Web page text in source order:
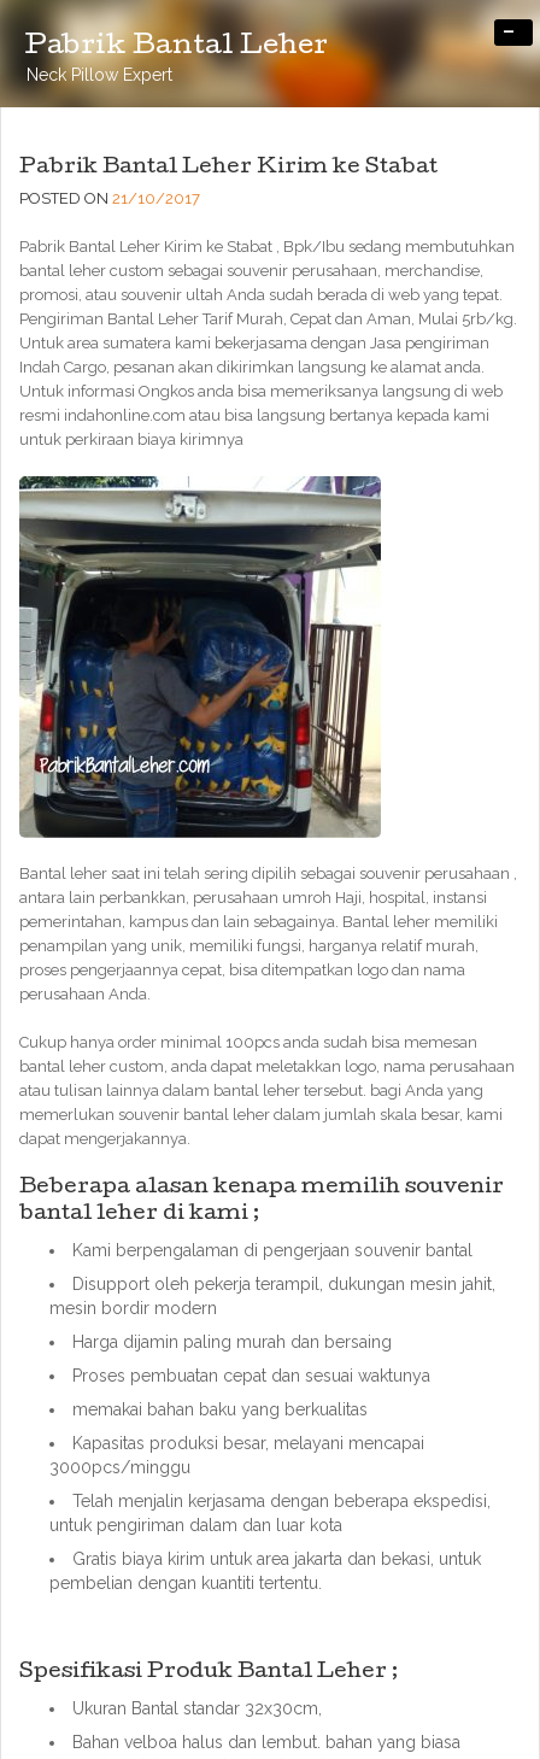
Pabrik Bantal Leher
Neck Pillow Expert
-
Pabrik Bantal Leher Kirim ke Stabat
POSTED ON 21/10/2017
Pabrik Bantal Leher Kirim ke Stabat , Bpk/Ibu sedang membutuhkan
bantal leher custom sebagai souvenir perusahaan, merchandise,
promosi, atau souvenir ultah Anda sudah berada di web yang tepat.
Pengiriman Bantal Leher Tarif Murah, Cepat dan Aman, Mulai 5rb/kg.
Untuk area sumatera kami bekerjasama dengan Jasa pengiriman
Indah Cargo, pesanan akan dikirimkan langsung ke alamat anda.
Untuk informasi Ongkos anda bisa memeriksanya langsung di web
resmi indahonline.com atau bisa langsung bertanya kepada kami
untuk perkiraan biaya kirimnya
Bantal leher saat ini telah sering dipilih sebagai souvenir perusahaan ,
antara lain perbankkan, perusahaan umroh Haji, hospital, instansi
pemerintahan, kampus dan lain sebagainya. Bantal leher memiliki
penampilan yang unik, memiliki fungsi, harganya relatif murah,
proses pengerjaannya cepat, bisa ditempatkan logo dan nama
perusahaan Anda.
Cukup hanya order minimal 100pcs anda sudah bisa memesan
bantal leher custom, anda dapat meletakkan logo, nama perusahaan
atau tulisan lainnya dalam bantal leher tersebut. bagi Anda yang
memerlukan souvenir bantal leher dalam jumlah skala besar, kami
dapat mengerjakannya.
Beberapa alasan kenapa memilih souvenir
bantal leher di kami ;
Kami berpengalaman di pengerjaan souvenir bantal
Disupport oleh pekerja terampil, dukungan mesin jahit,
mesin bordir modern
Harga dijamin paling murah dan bersaing
Proses pembuatan cepat dan sesuai waktunya
memakai bahan baku yang berkualitas
Kapasitas produksi besar, melayani mencapai
3000pcs/minggu
Telah menjalin kerjasama dengan beberapa ekspedisi,
untuk pengiriman dalam dan luar kota
Gratis biaya kirim untuk area jakarta dan bekasi, untuk
pembelian dengan kuantiti tertentu.
Spesifikasi Produk Bantal Leher ;
Ukuran Bantal standar 32x30cm,
Bahan velboa halus dan lembut. bahan yang biasa